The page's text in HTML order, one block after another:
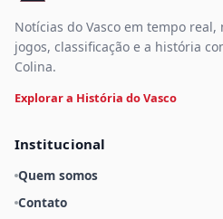
Notícias do Vasco em tempo
jogos, classificação e a história
Colina.
Explorar a História do Vasco
Institucional
Quem somos
Contato